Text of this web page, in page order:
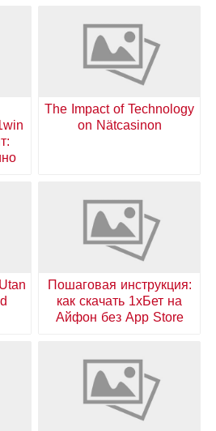
The Impact of Technology
on Nätcasinon
Пошаговая инструкция:
как скачать 1хБет на
Айфон без App Store